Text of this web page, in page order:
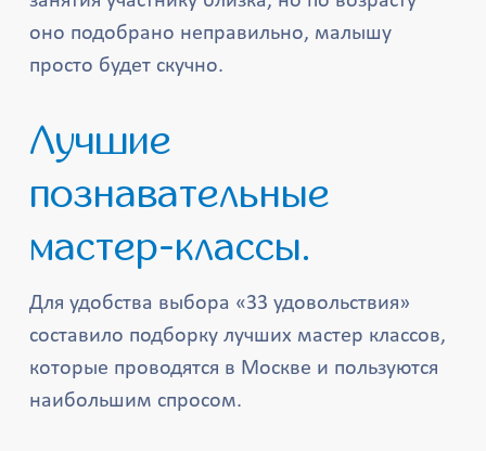
оно подобрано неправильно, малышу
просто будет скучно.
Лучшие
познавательные
мастер-классы.
Для удобства выбора «33 удовольствия»
составило подборку лучших мастер классов,
которые проводятся в Москве и пользуются
наибольшим спросом.